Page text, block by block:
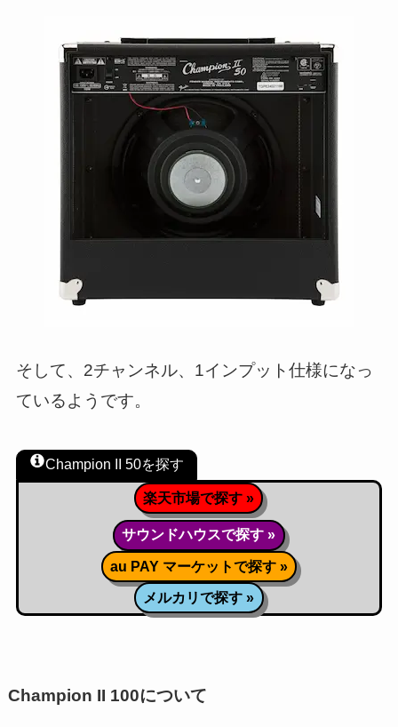
そして、2チャンネル、1インプット仕様になっ
ているようです。
Champion II 50を探す
楽天市場で探す »
サウンドハウスで探す »
au PAY マーケットで探す »
メルカリで探す »
Champion II 100について